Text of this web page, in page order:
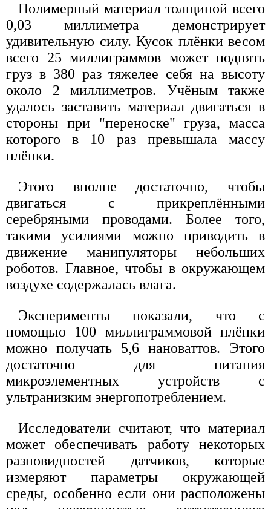
Полимерный материал толщиной всего
0,03 миллиметра демонстрирует
удивительную силу. Кусок плёнки весом
всего 25 миллиграммов может поднять
груз в 380 раз тяжелее себя на высоту
около 2 миллиметров. Учёным также
удалось заставить материал двигаться в
стороны при "переноске" груза, масса
которого в 10 раз превышала массу
плёнки.
Этого вполне достаточно, чтобы
двигаться с прикреплёнными
серебряными проводами. Более того,
такими усилиями можно приводить в
движение манипуляторы небольших
роботов. Главное, чтобы в окружающем
воздухе содержалась влага.
Эксперименты показали, что с
помощью 100 миллиграммовой плёнки
можно получать 5,6 нановаттов. Этого
достаточно для питания
микроэлементных устройств с
ультранизким энергопотреблением.
Исследователи считают, что материал
может обеспечивать работу некоторых
разновидностей датчиков, которые
измеряют параметры окружающей
среды, особенно если они расположены